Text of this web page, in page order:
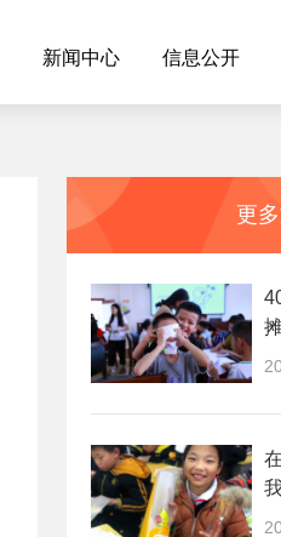
新闻中心 信息公开
更